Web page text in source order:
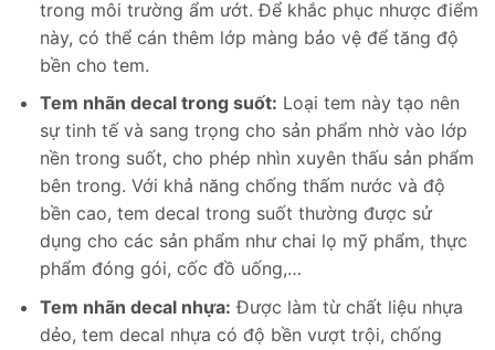
trong môi trường ẩm ướt. Để khắc phục nhược điểm
này, có thể cán thêm lớp màng bảo vệ để tăng độ
bền cho tem.
Tem nhãn decal trong suốt: Loại tem này tạo nên
sự tinh tế và sang trọng cho sản phẩm nhờ vào lớp
nền trong suốt, cho phép nhìn xuyên thấu sản phẩm
bên trong. Với khả năng chống thấm nước và độ
bền cao, tem decal trong suốt thường được sử
dụng cho các sản phẩm như chai lọ mỹ phẩm, thực
phẩm đóng gói, cốc đồ uống,…
Tem nhãn decal nhựa: Được làm từ chất liệu nhựa
dẻo, tem decal nhựa có độ bền vượt trội, chống